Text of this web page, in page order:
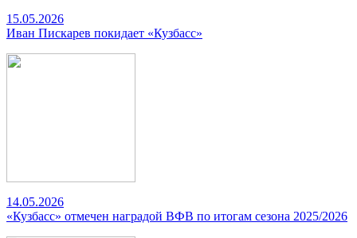
15.05.2026
Иван Пискарев покидает «Кузбасс»
14.05.2026
«Кузбасс» отмечен наградой ВФВ по итогам сезона 2025/2026